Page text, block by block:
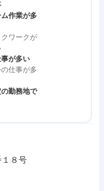
作業が多
ワークが
事が多い
仕事が多
の勤務地で
８号